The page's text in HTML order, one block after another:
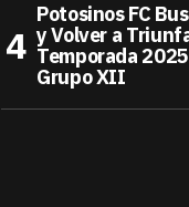
Potosinos FC
y Volver a
Temporada
Grupo XII